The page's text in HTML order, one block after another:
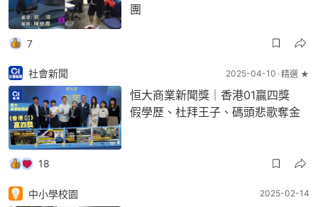
團
7
社會新聞 2025-04-10 精選 ★
恒大商業新聞獎｜香港01贏四獎
假學歷、杜拜王子、碼頭悲歌奪金
18
中小學校園 2025-02-14